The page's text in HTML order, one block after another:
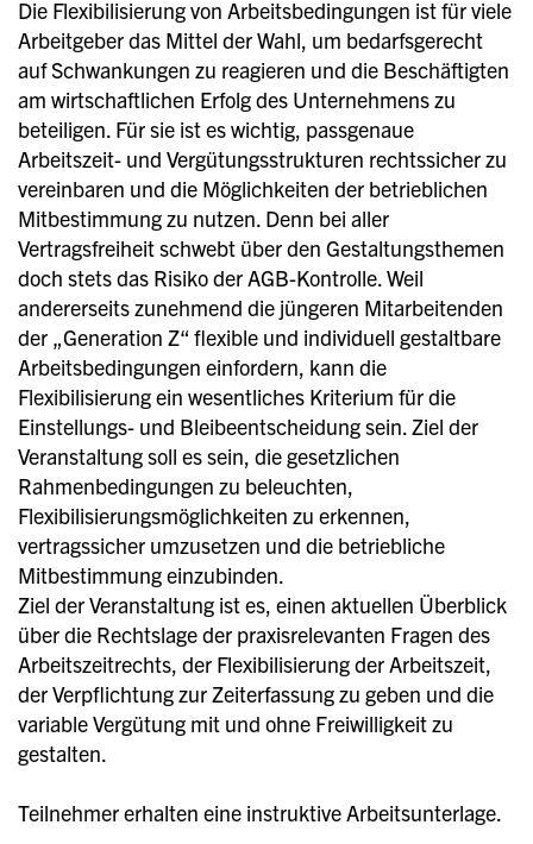
Die Flexibilisierung von Arbeitsbedingungen ist für viele
Arbeitgeber das Mittel der Wahl, um bedarfsgerecht
auf Schwankungen zu reagieren und die Beschäftigten
am wirtschaftlichen Erfolg des Unternehmens zu
beteiligen. Für sie ist es wichtig, passgenaue
Arbeitszeit- und Vergütungsstrukturen rechtssicher zu
vereinbaren und die Möglichkeiten der betrieblichen
Mitbestimmung zu nutzen. Denn bei aller
Vertragsfreiheit schwebt über den Gestaltungsthemen
doch stets das Risiko der AGB-Kontrolle. Weil
andererseits zunehmend die jüngeren Mitarbeitenden
der „Generation Z“ flexible und individuell gestaltbare
Arbeitsbedingungen einfordern, kann die
Flexibilisierung ein wesentliches Kriterium für die
Einstellungs- und Bleibeentscheidung sein. Ziel der
Veranstaltung soll es sein, die gesetzlichen
Rahmenbedingungen zu beleuchten,
Flexibilisierungsmöglichkeiten zu erkennen,
vertragssicher umzusetzen und die betriebliche
Mitbestimmung einzubinden.
Ziel der Veranstaltung ist es, einen aktuellen Überblick
über die Rechtslage der praxisrelevanten Fragen des
Arbeitszeitrechts, der Flexibilisierung der Arbeitszeit,
der Verpflichtung zur Zeiterfassung zu geben und die
variable Vergütung mit und ohne Freiwilligkeit zu
gestalten.
Teilnehmer erhalten eine instruktive Arbeitsunterlage.